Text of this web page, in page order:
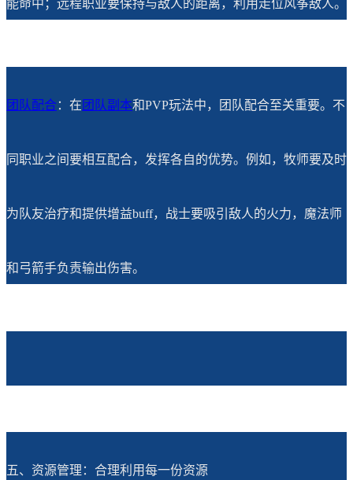
能命中；远程职业要保持与敌人的距离，利用走位风筝敌人。
团队配合：在 团队副本和PVP玩法中，团队配合至关重要。不
同职业之间要相互配合，发挥各自的优势。例如，牧师要及时
为队友治疗和提供增益buff，战士要吸引敌人的火力，魔法师
和弓箭手负责输出伤害。
五、资源管理：合理利用每一份资源